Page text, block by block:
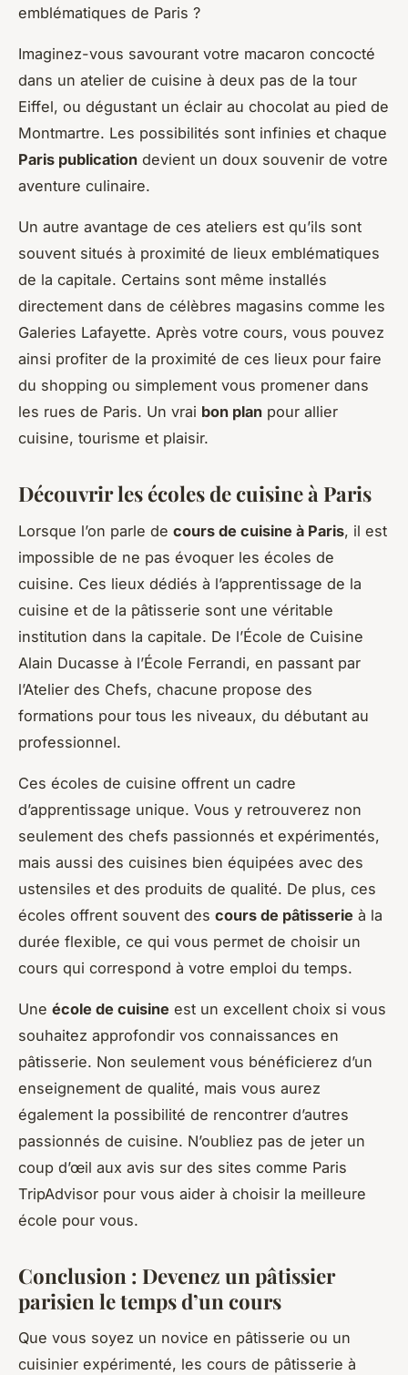
emblématiques de Paris ?
Imaginez-vous savourant votre macaron concocté
dans un atelier de cuisine à deux pas de la tour
Eiffel, ou dégustant un éclair au chocolat au pied de
Montmartre. Les possibilités sont infinies et chaque
Paris publication devient un doux souvenir de votre
aventure culinaire.
Un autre avantage de ces ateliers est qu’ils sont
souvent situés à proximité de lieux emblématiques
de la capitale. Certains sont même installés
directement dans de célèbres magasins comme les
Galeries Lafayette. Après votre cours, vous pouvez
ainsi profiter de la proximité de ces lieux pour faire
du shopping ou simplement vous promener dans
les rues de Paris. Un vrai bon plan pour allier
cuisine, tourisme et plaisir.
Découvrir les écoles de cuisine à Paris
Lorsque l’on parle de cours de cuisine à Paris, il est
impossible de ne pas évoquer les écoles de
cuisine. Ces lieux dédiés à l’apprentissage de la
cuisine et de la pâtisserie sont une véritable
institution dans la capitale. De l’École de Cuisine
Alain Ducasse à l’École Ferrandi, en passant par
l’Atelier des Chefs, chacune propose des
formations pour tous les niveaux, du débutant au
professionnel.
Ces écoles de cuisine offrent un cadre
d’apprentissage unique. Vous y retrouverez non
seulement des chefs passionnés et expérimentés,
mais aussi des cuisines bien équipées avec des
ustensiles et des produits de qualité. De plus, ces
écoles offrent souvent des cours de pâtisserie à la
durée flexible, ce qui vous permet de choisir un
cours qui correspond à votre emploi du temps.
Une école de cuisine est un excellent choix si vous
souhaitez approfondir vos connaissances en
pâtisserie. Non seulement vous bénéficierez d’un
enseignement de qualité, mais vous aurez
également la possibilité de rencontrer d’autres
passionnés de cuisine. N’oubliez pas de jeter un
coup d’œil aux avis sur des sites comme Paris
TripAdvisor pour vous aider à choisir la meilleure
école pour vous.
Conclusion : Devenez un pâtissier
parisien le temps d’un cours
Que vous soyez un novice en pâtisserie ou un
cuisinier expérimenté, les cours de pâtisserie à